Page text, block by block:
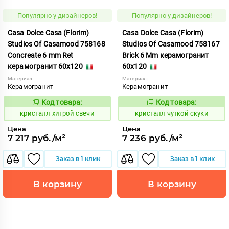
Популярно у дизайнеров!
Casa Dolce Casa (Florim)
Studios Of Casamood 758168
Concreate 6 mm Ret
керамогранит 60x120
Материал:
Керамогранит
826584
Код товара:
кристалл хитрой свечи
Цена
7 217 руб./м²
Заказ в 1 клик
В корзину
Популярно у дизайнеров!
Casa Dolce Casa (Florim)
Studios Of Casamood 758167
Brick 6 Mm керамогранит
60x120
Материал:
Керамогранит
827219
Код товара:
кристалл чуткой скуки
Цена
7 236 руб./м²
Заказ в 1 клик
В корзину